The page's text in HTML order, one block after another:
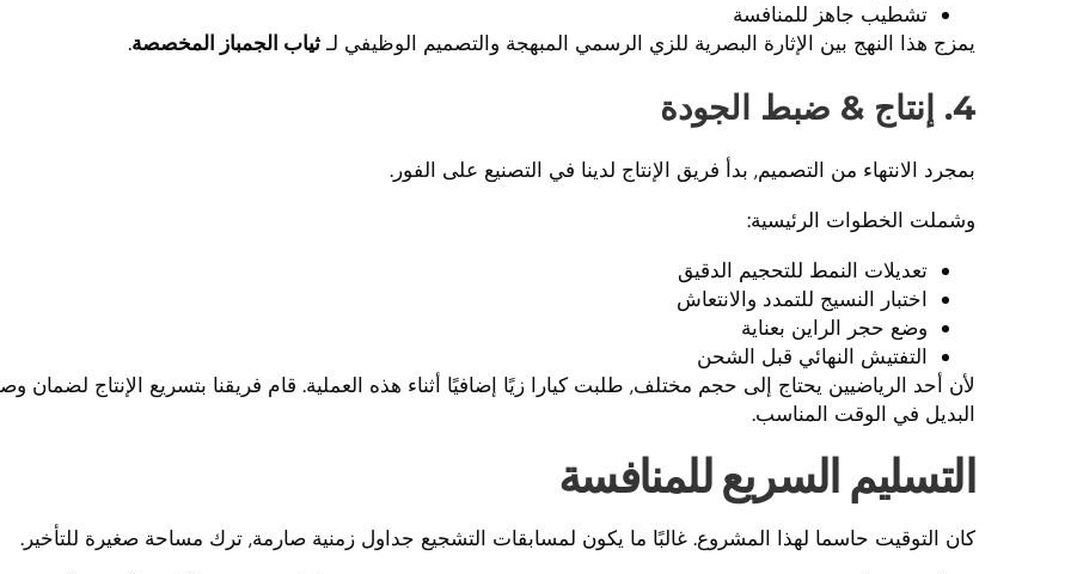
تشطيب جاهز للمنافسة
يمزج هذا النهج بين الإثارة البصرية للزي الرسمي المبهجة والتصميم الوظيفي لـثياب الجمباز المخصصة.
4. إنتاج & ضبط الجودة
بمجرد الانتهاء من التصميم, بدأ فريق الإنتاج لدينا في التصنيع على الفور.
وشملت الخطوات الرئيسية:
تعديلات النمط للتحجيم الدقيق
اختبار النسيج للتمدد والانتعاش
وضع حجر الراين بعناية
التفتيش النهائي قبل الشحن
لأن أحد الرياضيين يحتاج إلى حجم مختلف, طلبت كيارا زيًا إضافيًا أثناء هذه العملية. قام فريقنا بتسريع الإنتاج لضمان
البديل في الوقت المناسب.
التسليم السريع للمنافسة
كان التوقيت حاسما لهذا المشروع. غالبًا ما يكون لمسابقات التشجيع جداول زمنية صارمة, ترك مساحة صغيرة للتأخير.